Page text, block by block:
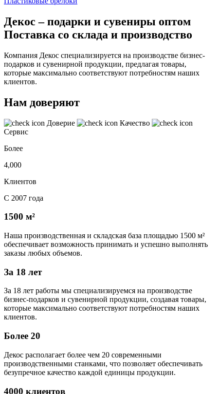
Декос – подарки и сувениры оптом
Поставка со склада и производство
Компания Декос специализируется на производстве бизнес-
подарков и сувенирной продукции, предлагая товары,
которые максимально соответствуют потребностям наших
клиентов.
Нам доверяют
Доверие
Качество
Сервис
Более
4,000
Клиентов
С 2007 года
1500 м²
Наша производственная и складская база площадью 1500 м²
обеспечивает возможность принимать и успешно выполнять
заказы любых объемов.
За 18 лет
За 18 лет работы мы специализируемся на производстве
бизнес-подарков и сувенирной продукции, создавая товары,
которые максимально соответствуют потребностям наших
клиентов.
Более 20
Декос располагает более чем 20 современными
производственными станками, что позволяет обеспечивать
безупречное качество каждой единицы продукции.
4000 клиентов